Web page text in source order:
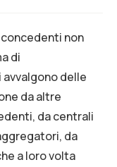
non
di
delle
da altre
da centrali
da
a loro volta